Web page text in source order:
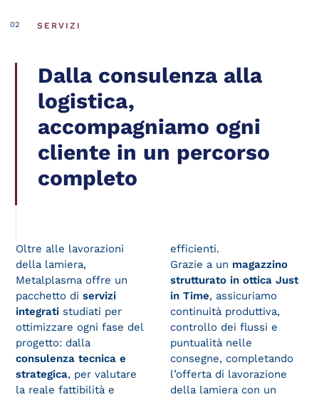
SERVIZI
Dalla consulenza alla
logistica,
accompagniamo ogni
cliente in un percorso
completo
Oltre alle lavorazioni
della lamiera,
Metalplasma offre un
pacchetto diservizi
integrati studiati per
ottimizzare ogni fase del
progetto: dalla
consulenza tecnica e
strategica, per valutare
la reale fattibilità e
efficienti.
Grazie a un magazzino
strutturato in ottica Just
in Time, assicuriamo
continuità produttiva,
controllo dei flussi e
puntualità nelle
consegne, completando
l’offerta di lavorazione
della lamiera con un